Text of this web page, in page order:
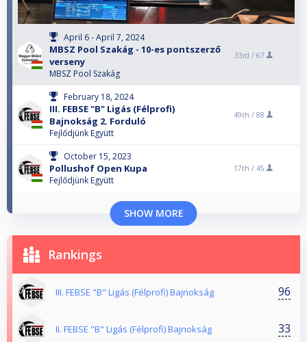
April 6 - April 7, 2024
MBSZ Pool Szakág - 10-es pontszerző
verseny
MBSZ Pool Szakág
33rd / 67
February 18, 2024
III. FEBSE "B" Ligás (Félprofi)
Bajnokság 2. Forduló
Fejlődjünk Együtt
49th / 88
October 15, 2023
Pollushof Open Kupa
Fejlődjünk Együtt
17th / 45
SHOW MORE
Rankings
III. FEBSE "B" Ligás (Félprofi) Bajnokság 96
II. FEBSE "B" Ligás (Félprofi) Bajnokság 33